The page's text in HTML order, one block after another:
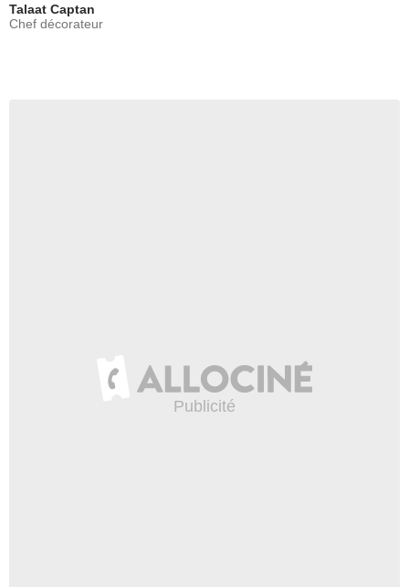
Talaat Captan
Chef décorateur